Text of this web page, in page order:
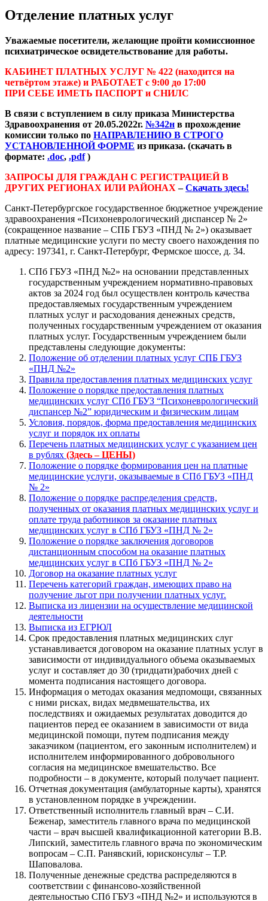
Отделение платных услуг
Уважаемые посетители, желающие пройти комиссионное
психиатрическое освидетельствование для работы.
КАБИНЕТ ПЛАТНЫХ УСЛУГ № 422 (находится на
четвёртом этаже) и РАБОТАЕТ с 9:00 до 17:00
ПРИ СЕБЕ ИМЕТЬ ПАСПОРТ и СНИЛС
В связи с вступлением в силу приказа Министерства
Здравоохранения от 20.05.2022г. №342н в прохождение
комиссии только по НАПРАВЛЕНИЮ В СТРОГО
УСТАНОВЛЕННОЙ ФОРМЕ из приказа. (скачать в
формате: .doc, .pdf)
ЗАПРОСЫ ДЛЯ ГРАЖДАН С РЕГИСТРАЦИЕЙ В
ДРУГИХ РЕГИОНАХ ИЛИ РАЙОНАХ –Скачать здесь!
Санкт-Петербургское государственное бюджетное учреждение
здравоохранения «Психоневрологический диспансер № 2»
(сокращенное название – СПБ ГБУЗ «ПНД № 2») оказывает
платные медицинские услуги по месту своего нахождения по
адресу: 197341, г. Санкт-Петербург, Фермское шоссе, д. 34.
СПб ГБУЗ «ПНД №2» на основании представленных
государственным учреждением нормативно-правовых
актов за 2024 год был осуществлен контроль качества
предоставляемых государственным учреждением
платных услуг и расходования денежных средств,
полученных государственным учреждением от оказания
платных услуг. Государственным учреждением были
представлены следующие документы:
Положение об отделении платных услуг СПБ ГБУЗ
«ПНД №2»
Правила предоставления платных медицинских услуг
Положение о порядке предоставления платных
медицинских услуг СПб ГБУЗ “Психоневрологический
диспансер №2” юридическим и физическим лицам
Условия, порядок, форма предоставления медицинских
услуг и порядок их оплаты
Перечень платных медицинских услуг с указанием цен
в рублях (Здесь – ЦЕНЫ)
Положение о порядке формирования цен на платные
медицинские услуги, оказываемые в СПб ГБУЗ «ПНД
№ 2»
Положение о порядке распределения средств,
полученных от оказания платных медицинских услуг и
оплате труда работников за оказание платных
медицинских услуг в СПб ГБУЗ «ПНД № 2»
Положение о порядке заключения договоров
дистанционным способом на оказание платных
медицинских услуг в СПб ГБУЗ «ПНД № 2»
Договор на оказание платных услуг
Перечень категорий граждан, имеющих право на
получение льгот при получении платных услуг.
Выписка из лицензии на осуществление медицинской
деятельности
Выписка из ЕГРЮЛ
Срок предоставления платных медицинских слуг
устанавливается договором на оказание платных услуг в
зависимости от индивидуального объема оказываемых
услуг и составляет до 30 (тридцати)рабочих дней с
момента подписания настоящего договора.
Информация о методах оказания медпомощи, связанных
с ними рисках, видах медвмешательства, их
последствиях и ожидаемых результатах доводится до
пациентов перед ее оказанием в зависимости от вида
медицинской помощи, путем подписания между
заказчиком (пациентом, его законным исполнителем) и
исполнителем информированного добровольного
согласия на медицинское вмешательство. Все
подробности – в документе, который получает пациент.
Отчетная документация (амбулаторные карты), хранятся
в установленном порядке в учреждении.
Ответственный исполнитель главный врач – С.И.
Беженар, заместитель главного врача по медицинской
части – врач высшей квалификационной категории В.В.
Липский, заместитель главного врача по экономическим
вопросам – С.П. Ранявский, юрисконсульт – Т.Р.
Шаповалова.
Полученные денежные средства распределяются в
соответствии с финансово-хозяйственной
деятельностью СПб ГБУЗ «ПНД №2» и используются в